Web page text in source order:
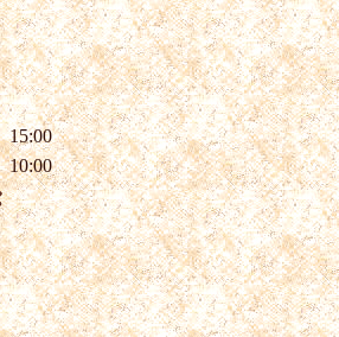
15:00
10:00